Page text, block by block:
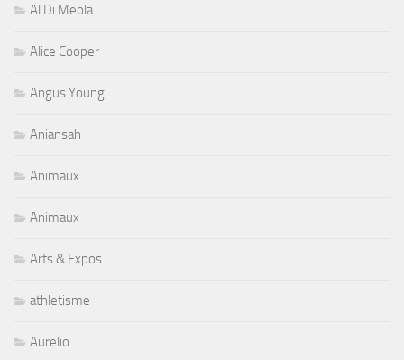
Al Di Meola
Alice Cooper
Angus Young
Aniansah
Animaux
Animaux
Arts & Expos
athletisme
Aurelio